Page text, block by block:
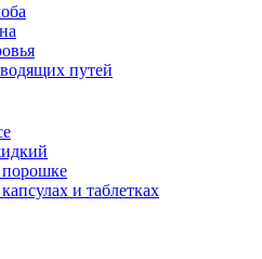
путей
порошке
и таблетках